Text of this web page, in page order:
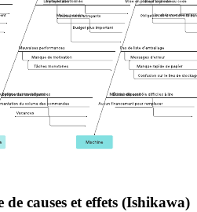
causes et effets (Ishikawa)